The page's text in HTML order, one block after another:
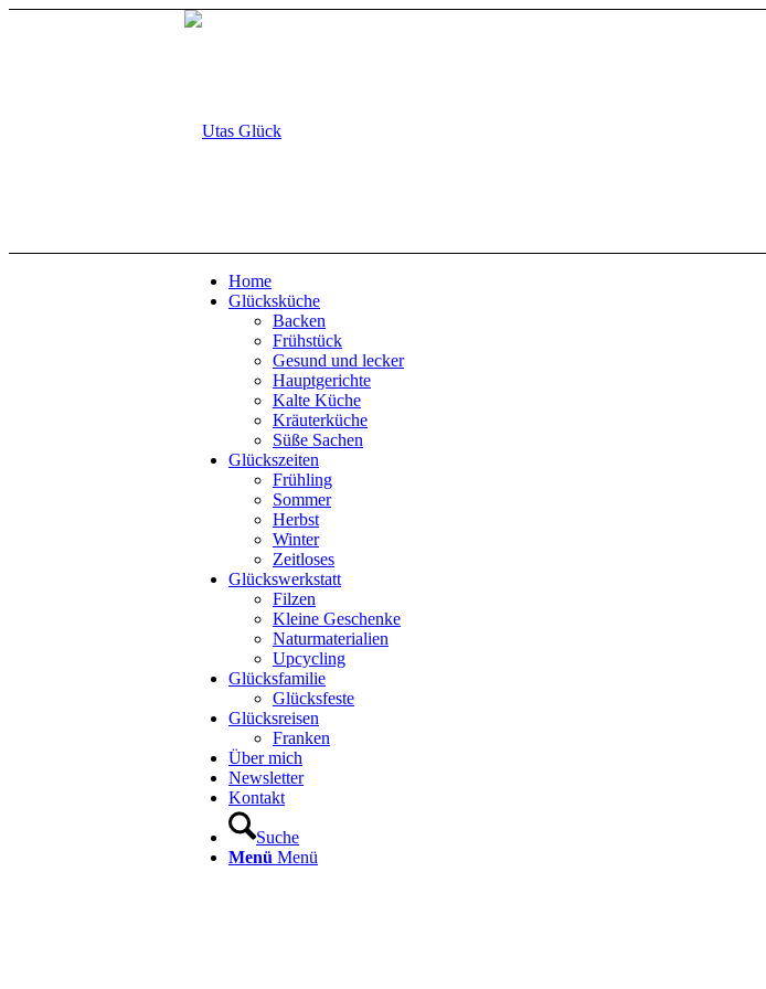
Home
Glücksküche
Backen
Frühstück
Gesund und lecker
Hauptgerichte
Kalte Küche
Kräuterküche
Süße Sachen
Glückszeiten
Frühling
Sommer
Herbst
Winter
Zeitloses
Glückswerkstatt
Filzen
Kleine Geschenke
Naturmaterialien
Upcycling
Glücksfamilie
Glücksfeste
Glücksreisen
Franken
Über mich
Newsletter
Kontakt
Suche
Menü Menü